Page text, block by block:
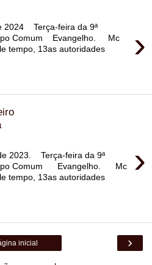
›
2024 Terça-feira da 9ª
Comum Evangelho. Mc
tempo, 13as autoridades
›
2023. Terça-feira da 9ª
Comum Evangelho. Mc
tempo, 13as autoridades
›
inicial